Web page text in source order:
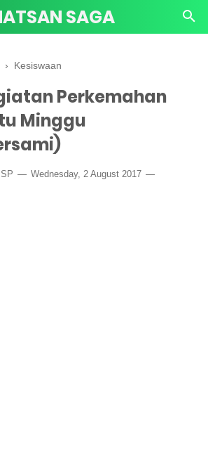
SAGA
› Kesiswaan
Perkemahan
Minggu
Wednesday, 2 August 2017